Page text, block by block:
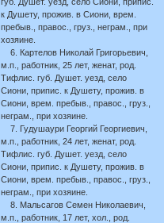
к Душету, прожив. в Сиони, врем.
пребыв., правос., груз., неграм., при
хозяине.
6. Картелов Николай Григорьевич,
м.п., работник, 25 лет, женат, род.
Тифлис. губ. Душет. уезд, село
Сиони, припис. к Душету, прожив. в
Сиони, врем. пребыв., правос., груз.,
неграм., при хозяине.
7. Гудушаури Георгий Георгиевич,
м.п., работник, 24 лет, женат, род.
Тифлис. губ. Душет. уезд, село
Сиони, припис. к Душету, прожив. в
Сиони, врем. пребыв., правос., груз.,
неграм., при хозяине.
8. Мальсагов Семен Николаевич,
м.п., работник, 17 лет, хол., род.